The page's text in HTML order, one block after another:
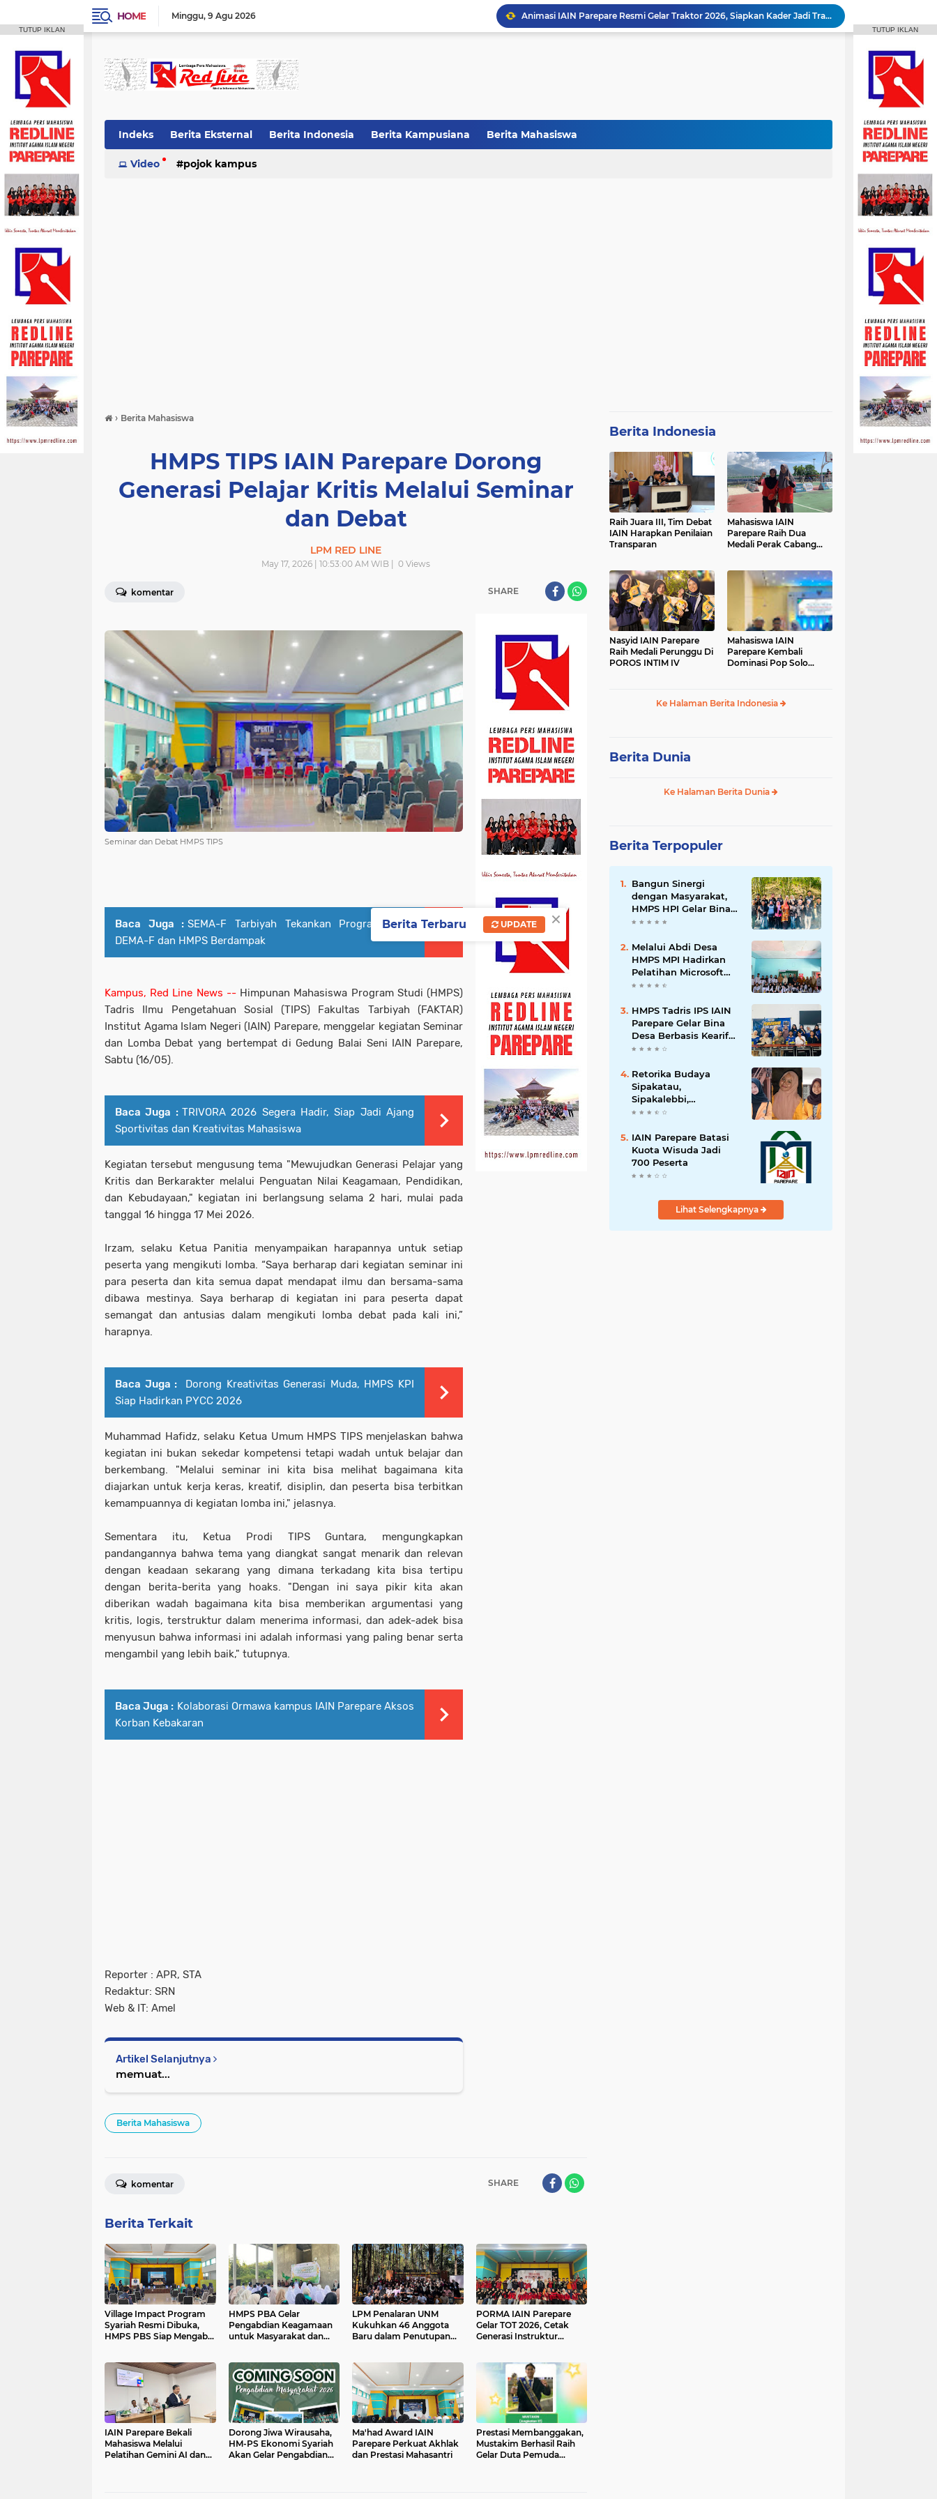
HOME Minggu 9 Agu 2026
Animasi IAIN Parepare Resmi Gelar Traktor 2026, Siapkan Kader Jadi Trainer
CCNC Batch VI Resmi Digelar Hadirkan Lomba Debat dan Desain Poster
Roswati Pimpin Prodi HPI, Siap Lanjutkan Pengembangan Menuju Internasionalisasi
Indeks Berita Eksternal Berita Indonesia Berita Kampusiana Berita Mahasiswa
Video pojok kampus
› Berita Mahasiswa
HMPS TIPS IAIN Parepare Dorong
Generasi Pelajar Kritis Melalui Seminar
dan Debat
LPM RED LINE
May 17, 2026 | 10:53:00 AM WIB | 0 Views
komentar SHARE
Seminar dan Debat HMPS TIPS
Baca Juga : SEMA-F Tarbiyah Tekankan Program Kerja
DEMA-F dan HMPS Berdampak
Kampus, Red Line News -- Himpunan Mahasiswa Program Studi (HMPS)
Tadris Ilmu Pengetahuan Sosial (TIPS) Fakultas Tarbiyah (FAKTAR)
Institut Agama Islam Negeri (IAIN) Parepare, menggelar kegiatan Seminar
dan Lomba Debat yang bertempat di Gedung Balai Seni IAIN Parepare,
Sabtu (16/05).
Baca Juga : TRIVORA 2026 Segera Hadir, Siap Jadi Ajang
Sportivitas dan Kreativitas Mahasiswa
Kegiatan tersebut mengusung tema "Mewujudkan Generasi Pelajar yang
Kritis dan Berkarakter melalui Penguatan Nilai Keagamaan, Pendidikan,
dan Kebudayaan," kegiatan ini berlangsung selama 2 hari, mulai pada
tanggal 16 hingga 17 Mei 2026.
Irzam, selaku Ketua Panitia menyampaikan harapannya untuk setiap
peserta yang mengikuti lomba. “Saya berharap dari kegiatan seminar ini
para peserta dan kita semua dapat mendapat ilmu dan bersama-sama
dibawa mestinya. Saya berharap di kegiatan ini para peserta dapat
semangat dan antusias dalam mengikuti lomba debat pada kali ini,”
harapnya.
Baca Juga :
Dorong Kreativitas Generasi Muda, HMPS KPI
Siap Hadirkan PYCC 2026
Muhammad Hafidz, selaku Ketua Umum HMPS TIPS menjelaskan bahwa
kegiatan ini bukan sekedar kompetensi tetapi wadah untuk belajar dan
berkembang. "Melalui seminar ini kita bisa melihat bagaimana kita
diajarkan untuk kerja keras, kreatif, disiplin, dan peserta bisa terbitkan
kemampuannya di kegiatan lomba ini," jelasnya.
Sementara itu, Ketua Prodi TIPS Guntara, mengungkapkan
pandangannya bahwa tema yang diangkat sangat menarik dan relevan
dengan keadaan sekarang yang dimana terkadang kita bisa tertipu
dengan berita-berita yang hoaks. "Dengan ini saya pikir kita akan
diberikan wadah bagaimana kita bisa memberikan argumentasi yang
kritis, logis, terstruktur dalam menerima informasi, dan adek-adek bisa
menyusun bahwa informasi ini adalah informasi yang paling benar serta
mengambil yang lebih baik," tutupnya.
Baca Juga : Kolaborasi Ormawa kampus IAIN Parepare Aksos
Korban Kebakaran
Reporter : APR, STA
Redaktur: SRN
Web & IT: Amel
Artikel Selanjutnya
memuat...
Berita Mahasiswa
SHARE
komentar
Berita Terkait
Village Impact Program
Syariah Resmi Dibuka,
HMPS PBS Siap Mengabdi
HMPS PBA Gelar
Pengabdian Keagamaan
untuk Masyarakat dan
LPM Penalaran UNM
Kukuhkan 46 Anggota
Baru dalam Penutupan
PORMA IAIN Parepare
Gelar TOT 2026, Cetak
Generasi Instruktur
IAIN Parepare Bekali
Mahasiswa Melalui
Pelatihan Gemini AI dan
Dorong Jiwa Wirausaha,
HM-PS Ekonomi Syariah
Akan Gelar Pengabdian
Ma'had Award IAIN
Parepare Perkuat Akhlak
dan Prestasi Mahasantri
Prestasi Membanggakan,
Mustakim Berhasil Raih
Gelar Duta Pemuda
Berita Indonesia
Raih Juara III, Tim Debat
IAIN Harapkan Penilaian
Transparan
Mahasiswa IAIN
Parepare Raih Dua
Medali Perak Cabang
Nasyid IAIN Parepare
Raih Medali Perunggu Di
POROS INTIM IV
Mahasiswa IAIN
Parepare Kembali
Dominasi Pop Solo
Ke Halaman Berita Indonesia
Berita Dunia
Ke Halaman Berita Dunia
Berita Terpopuler
Bangun Sinergi
dengan Masyarakat,
HMPS HPI Gelar Bina
Desa di Pulau Battoa
Melalui Abdi Desa
HMPS MPI Hadirkan
Pelatihan Microsoft
Office
HMPS Tadris IPS IAIN
Parepare Gelar Bina
Desa Berbasis Kearifan
Lokal
Retorika Budaya
Sipakatau,
Sipakalebbi,
Sipakainge yang
Suku Bugis
IAIN Parepare Batasi
Kuota Wisuda Jadi
700 Peserta
Lihat Selengkapnya
TUTUP IKLAN TUTUP IKLAN
×
Berita Terbaru UPDATE